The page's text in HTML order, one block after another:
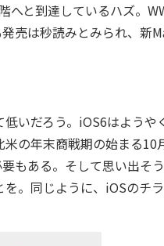
と到達しているハズ。
売は秒読みとみられ、新
いだろう。iOS6はようや
の年末商戦期の始まる10
もある。そして思い出そ
。同じように、iOSのチ